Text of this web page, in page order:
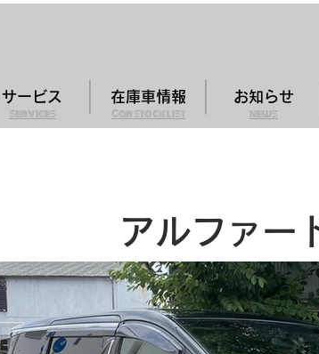
サービス
services
在庫車情報
Car stock list
お知らせ
news
アルファー